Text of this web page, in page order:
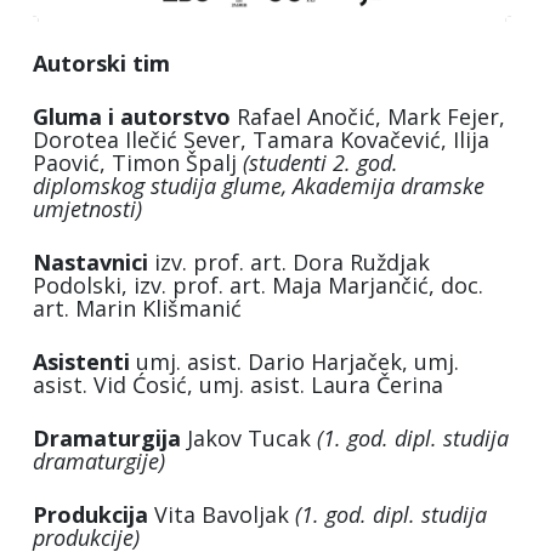
Autorski tim
Gluma i autorstvo Rafael Anočić, Mark Fejer,
Dorotea Ilečić Sever, Tamara Kovačević, Ilija
Paović, Timon Špalj (studenti 2. god.
diplomskog studija glume, Akademija dramske
umjetnosti)
Nastavnici izv. prof. art. Dora Ruždjak
Podolski, izv. prof. art. Maja Marjančić, doc.
art. Marin Klišmanić
Asistenti umj. asist. Dario Harjaček, umj.
asist. Vid Ćosić, umj. asist. Laura Čerina
Dramaturgija Jakov Tucak (1. god. dipl. studija
dramaturgije)
Produkcija Vita Bavoljak (1. god. dipl. studija
produkcije)